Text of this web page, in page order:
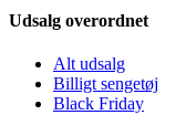
Udsalg overordnet
Alt udsalg
Billigt sengetøj
Black Friday